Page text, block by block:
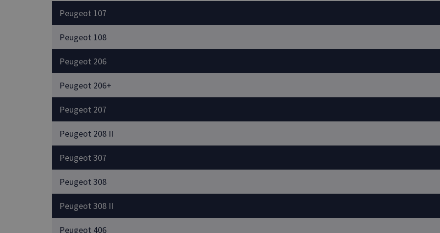
Peugeot 107
Peugeot 108
Peugeot 206
Peugeot 206+
Peugeot 207
Peugeot 208 II
Peugeot 307
Peugeot 308
Peugeot 308 II
Peugeot 406